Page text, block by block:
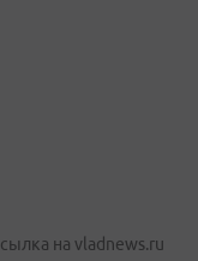
на vladnews.ru